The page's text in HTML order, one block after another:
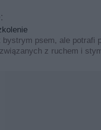
psem, ale potrafi
z ruchem i